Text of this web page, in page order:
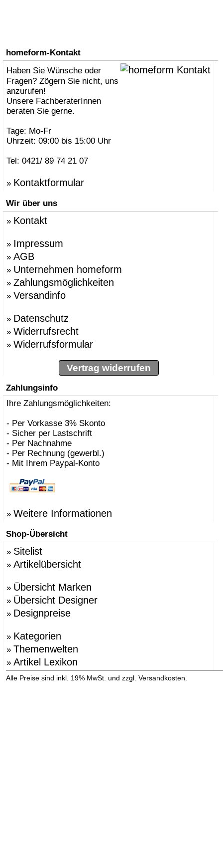
homeform-Kontakt
Haben Sie Wünsche oder
Fragen? Zögern Sie nicht, uns
anzurufen!
Unsere FachberaterInnen
beraten Sie gerne.
Tage: Mo-Fr
Uhrzeit: 09:00 bis 15:00 Uhr
Tel: 0421/ 89 74 21 07
» Kontaktformular
Wir über uns
» Kontakt
» Impressum
» AGB
» Unternehmen homeform
» Zahlungsmöglichkeiten
» Versandinfo
» Datenschutz
» Widerrufsrecht
» Widerrufsformular
Vertrag widerrufen
Zahlungsinfo
Ihre Zahlungsmöglichkeiten:
- Per Vorkasse 3% Skonto
- Sicher per Lastschrift
- Per Nachnahme
- Per Rechnung (gewerbl.)
- Mit Ihrem Paypal-Konto
» Weitere Informationen
Shop-Übersicht
» Sitelist
» Artikelübersicht
» Übersicht Marken
» Übersicht Designer
» Designpreise
» Kategorien
» Themenwelten
» Artikel Lexikon
Alle Preise sind inkl. 19% MwSt. und zzgl. Versandkosten.